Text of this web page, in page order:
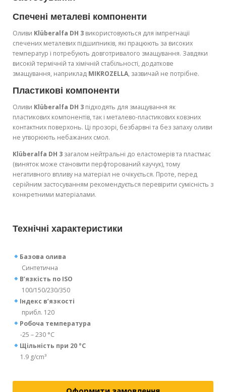
Спечені металеві компоненти
Оливи Klüberalfa DH 3 використовуються для імпрегнації
спечених металевих підшипників, які працюють за високих
температур і потребують довготривалого змащування. Завдяки
високій термічній та хімічній стабільності, додаткове
змащування, наприклад MIKROZELLA, зазвичай не потрібне.
Пластикові компоненти
Оливи Klüberalfa DH 3 підходять для змащування як
пластикових компонентів, так і металево-пластикових ковзних
контактних поверхонь. Ці прозорі, безбарвні та без запаху оливи
не утворюють небажаних смол.
Klüberalfa DH 3 загалом нейтральні до еластомерів та пластмас
(виняток може становити перфторований каучук), тому
негативного впливу на матеріал не очікується. Проте, перед
серійним застосуванням рекомендується перевірити сумісність з
конкретними матеріалами.
Технічні характеристики
Базова олива
Синтетична
В’язкість по ISO
100/150/230/350
Індекс в’язкості
прибл. 120
Робоча температура
-25 – 230 °C
Щільність при 20 °C
1.9 g/cm³